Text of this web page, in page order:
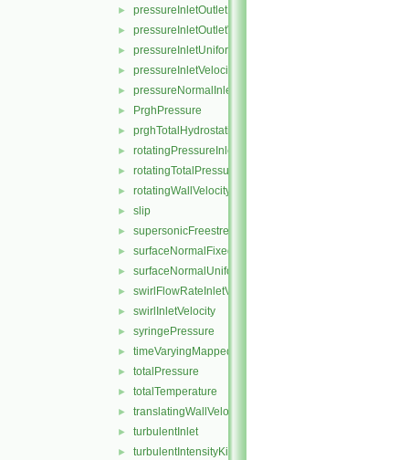
► pressureInletOutletParSlipVelocity
► pressureInletOutletVelocity
► pressureInletUniformVelocity
► pressureInletVelocity
► pressureNormalInletOutletVelocity
► PrghPressure
► prghTotalHydrostaticPressure
► rotatingPressureInletOutletVelocity
► rotatingTotalPressure
► rotatingWallVelocity
► slip
► supersonicFreestream
► surfaceNormalFixedValue
► surfaceNormalUniformFixedValue
► swirlFlowRateInletVelocity
► swirlInletVelocity
► syringePressure
► timeVaryingMappedFixedValue
► totalPressure
► totalTemperature
► translatingWallVelocity
► turbulentInlet
► turbulentIntensityKineticEnergyInlet